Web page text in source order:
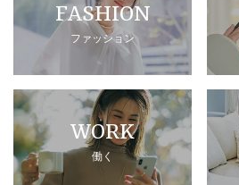
FASHION
ファッション
WORK
働く